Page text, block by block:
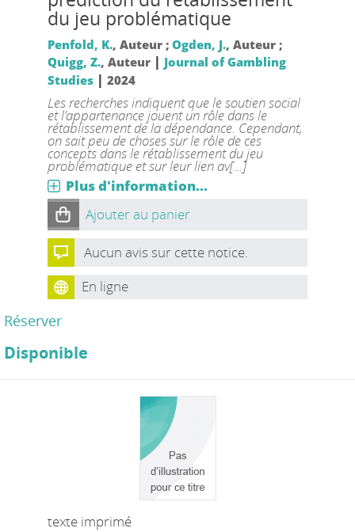
du jeu problématique
Penfold, K., Auteur ; Ogden, J., Auteur ;
Quigg, Z., Auteur | Journal of Gambling
Studies| 2024
Les recherches indiquent que le soutien social
et l’appartenance jouent un rôle dans le
rétablissement de la dépendance. Cependant,
on sait peu de choses sur le rôle de ces
concepts dans le rétablissement du jeu
problématique et sur leur lien av[...]
Plus d'information...
Ajouter au panier
Aucun avis sur cette notice.
En ligne
Réserver
Disponible
texte imprimé